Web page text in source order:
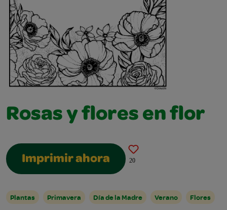
Rosas y flores en flor
Imprimir ahora 20
Plantas Primavera Día de la Madre Verano Flores